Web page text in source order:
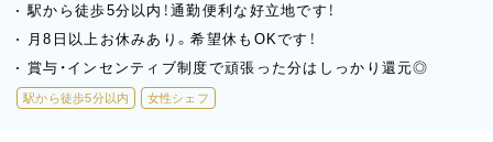
駅から徒歩5分以内！通勤便利な好立地です！
月8日以上お休みあり。希望休もOKです！
賞与・インセンティブ制度で頑張った分はしっかり還元◎
駅から徒歩5分以内 女性シェフ